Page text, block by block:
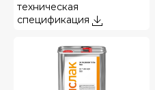
техническая
спецификация